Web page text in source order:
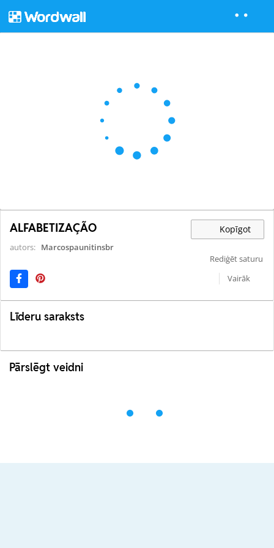
ALFABETIZAÇÃO Kopīgot
autors: Marcospaunitinsbr
Rediģēt saturu
Vairāk
Līderu saraksts
Pārslēgt veidni